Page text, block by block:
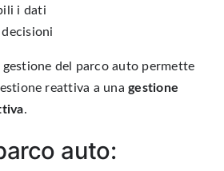
i dati
del parco auto permette
reattiva a unagestione
.
auto: